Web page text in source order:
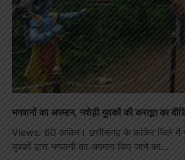
भगवानों का अपमान, नशेड़ी युवकों की करतूत का
Views: 60 कांकेर। छत्तीसगढ़ के कांकेर जिले
युवकों द्वारा भगवानों का अपमान किए जाने का…